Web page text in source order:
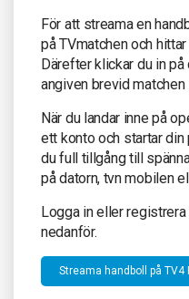
För att streama en
på TVmatchen och
Därefter klickar du in
angiven brevid matchen
När du landar inne på
ett konto och startar din
du full tillgång till
på datorn, tvn mobilen
Logga in eller
nedanför.
Streama handboll på TV4